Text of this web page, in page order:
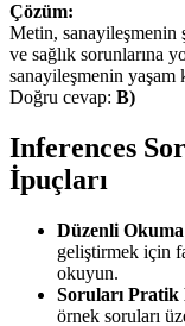
Çözüm:
Metin, sanayileşmenin
ve sağlık sorunlarına
sanayileşmenin yaşam
Doğru cevap: B)
Inferences
İpuçları
Düzenli Okuma
geliştirmek için
okuyun.
Soruları Pratik
örnek soruları